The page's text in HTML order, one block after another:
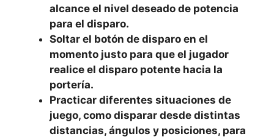
alcance el nivel deseado de potencia
para el disparo.
Soltar el botón de disparo en el
momento justo para que el jugador
realice el disparo potente hacia la
portería.
Practicar diferentes situaciones de
juego, como disparar desde distintas
distancias, ángulos y posiciones, para